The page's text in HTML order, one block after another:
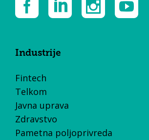
Industrije
Fintech
Telkom
Javna uprava
Zdravstvo
Pametna poljoprivreda